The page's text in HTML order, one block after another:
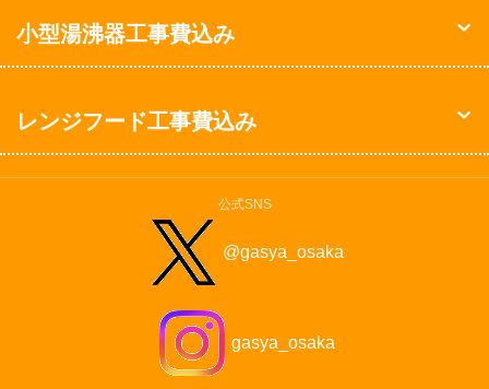
小型湯沸器工事費込み
レンジフード工事費込み
公式SNS
@gasya_osaka
gasya_osaka